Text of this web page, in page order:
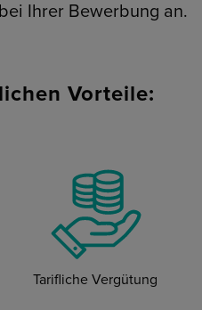
Ihrer Bewerbung an.
Vorteile:
Tarifliche Vergütung